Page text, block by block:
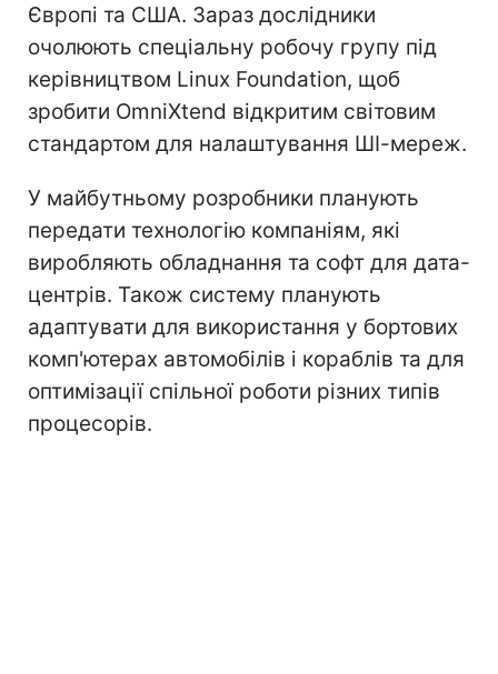
Європі та США. Зараз дослідники
очолюють спеціальну робочу групу під
керівництвом Linux Foundation, щоб
зробити OmniXtend відкритим світовим
стандартом для налаштування ШІ-мереж.
У майбутньому розробники планують
передати технологію компаніям, які
виробляють обладнання та софт для дата-
центрів. Також систему планують
адаптувати для використання у бортових
комп'ютерах автомобілів і кораблів та для
оптимізації спільної роботи різних типів
процесорів.